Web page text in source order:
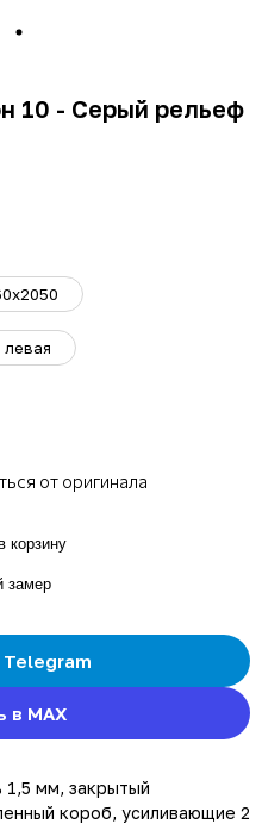
10 - Серый рельеф
левая
от оригинала
корзину
замер
Telegram
в MAX
1,5 мм, закрытый
короб, усиливающие 2